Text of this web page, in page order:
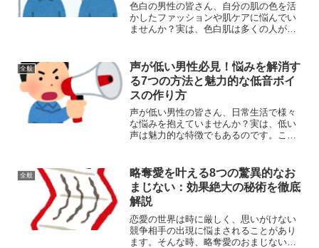
色白の男性の皆さん、自分の肌の色を活
かしたファッションや肌ケアに悩んでい
ませんか？実は、色白肌は多くの人が憧
ィネートと肌ケアの秘訣をご紹介しま
す。色白メンズの魅力を引き...
全般
声が低い男性必見！悩みを解消す
る7つの方法と魅力的な低音ボイ
スの作り方
声が低い男性の皆さん、日常生活で様々
な悩みを抱えていませんか？実は、低い
声は魅力的な特徴でもあるのです。この
が低い男性が抱える悩みと解決策低音ボ
イスには多くの魅力があり...
全般
略奪愛を叶える8つの驚異的なお
まじない：効果絶大の秘術を徹底
解説
恋愛の世界は時に厳しく、思いがけない
競争相手の出現に悩まされることがあり
ます。そんな時、略奪愛のおまじないが